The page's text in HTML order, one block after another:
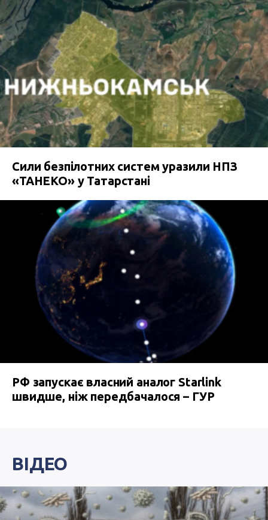
Сили безпілотних систем уразили НПЗ
«ТАНЕКО» у Татарстані
РФ запускає власний аналог Starlink
швидше, ніж передбачалося – ГУР
ВІДЕО